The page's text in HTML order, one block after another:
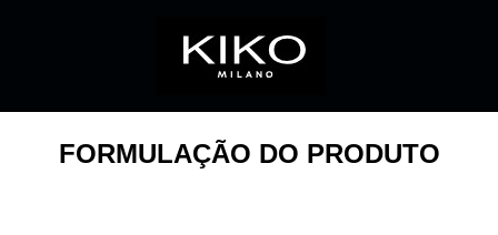
FORMULAÇÃO DO PRODUTO